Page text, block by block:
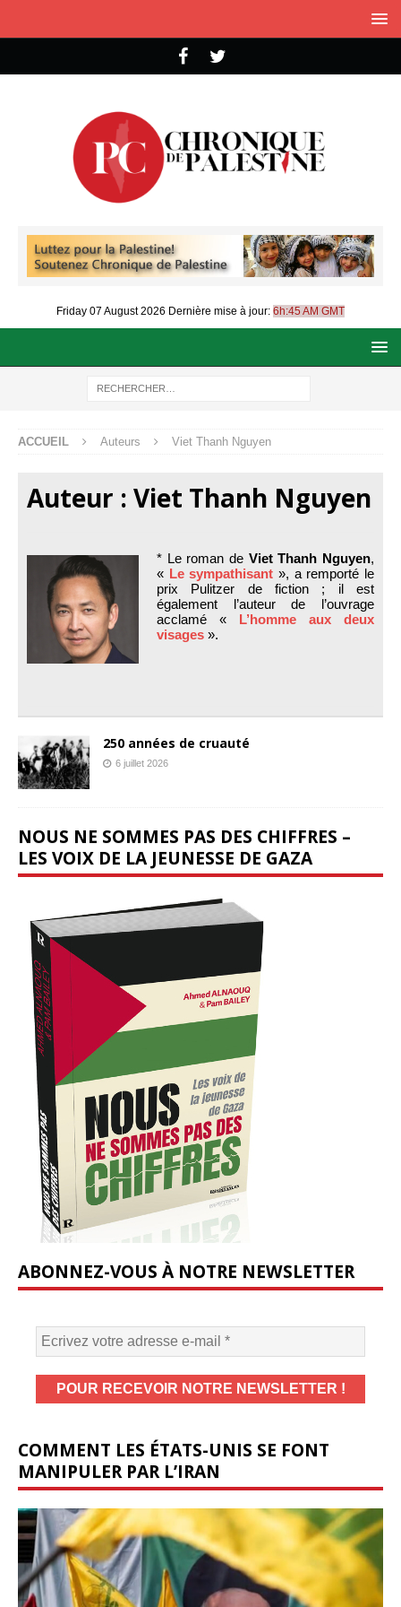
Friday 07 August 2026 Dernière mise à jour: 6h:45 AM GMT
ACCUEIL Auteurs Viet Thanh Nguyen
Auteur : Viet Thanh Nguyen
* Le roman de Viet Thanh Nguyen,
« Le sympathisant », a remporté le
prix Pulitzer de fiction ; il est
également l’auteur de l’ouvrage
acclamé « L’homme aux deux
visages ».
250 années de cruauté
6 juillet 2026
NOUS NE SOMMES PAS DES CHIFFRES –
LES VOIX DE LA JEUNESSE DE GAZA
ABONNEZ-VOUS À NOTRE NEWSLETTER
COMMENT LES ÉTATS-UNIS SE FONT
MANIPULER PAR L’IRAN